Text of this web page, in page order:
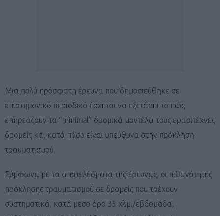
Μια πολύ πρόσφατη έρευνα που δημοσιεύθηκε σε
επιστημονικό περιοδικό έρχεται να εξετάσει το πώς
επηρεάζουν τα “minimal” δρομικά μοντέλα τους ερασιτέχνες
δρομείς και κατά πόσο είναι υπεύθυνα στην πρόκληση
τραυματισμού.
Σύμφωνα με τα αποτελέσματα της έρευνας, οι πιθανότητες
πρόκλησης τραυματισμού σε δρομείς που τρέχουν
συστηματικά, κατά μεσο όρο 35 χλμ./εβδομάδα,